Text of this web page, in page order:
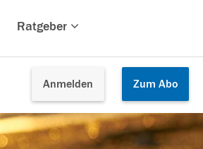
Ratgeber
Anmelden Zum Abo